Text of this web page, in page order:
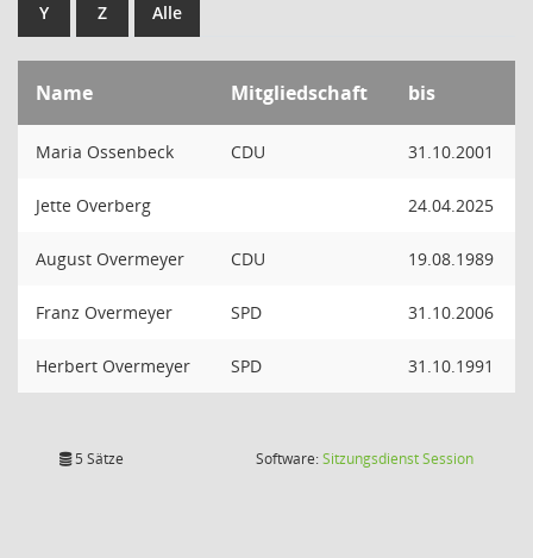
Y Z Alle
Name Mitgliedschaft bis
Maria Ossenbeck CDU 31.10.2001
Jette Overberg 24.04.2025
August Overmeyer CDU 19.08.1989
Franz Overmeyer SPD 31.10.2006
Herbert Overmeyer SPD 31.10.1991
5 Sätze Software:SitzungsdienstSession(Wird in